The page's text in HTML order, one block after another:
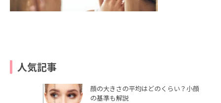
人気記事
顔の大きさの平均はどのくらい？小顔
の基準も解説